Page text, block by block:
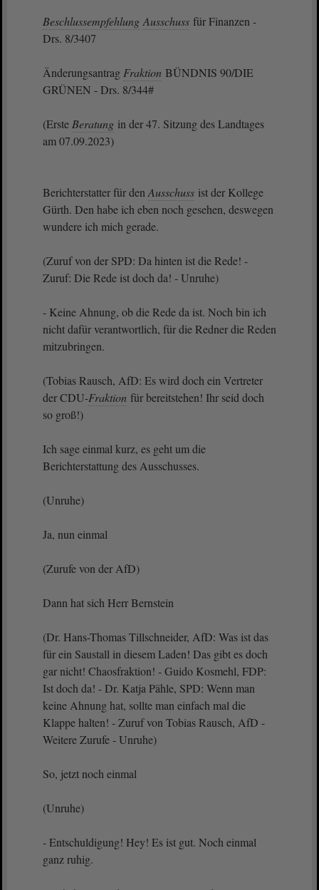
Beschlussempfehlung Ausschuss für Finanzen -
Drs. 8/3407
Änderungsantrag Fraktion BÜNDNIS 90/DIE
GRÜNEN - Drs. 8/344#
(Erste Beratung in der 47. Sitzung des Landtages
am 07.09.2023)
Berichterstatter für den Ausschuss ist der Kollege
Gürth. Den habe ich eben noch gesehen, deswegen
wundere ich mich gerade.
(Zuruf von der SPD: Da hinten ist die Rede! -
Zuruf: Die Rede ist doch da! - Unruhe)
- Keine Ahnung, ob die Rede da ist. Noch bin ich
nicht dafür verantwortlich, für die Redner die Reden
mitzubringen.
(Tobias Rausch, AfD: Es wird doch ein Vertreter
der CDU-Fraktion für bereitstehen! Ihr seid doch
so groß!)
Ich sage einmal kurz, es geht um die
Berichterstattung des Ausschusses.
(Unruhe)
Ja, nun einmal
(Zurufe von der AfD)
Dann hat sich Herr Bernstein
(Dr. Hans-Thomas Tillschneider, AfD: Was ist das
für ein Saustall in diesem Laden! Das gibt es doch
gar nicht! Chaosfraktion! - Guido Kosmehl, FDP:
Ist doch da! - Dr. Katja Pähle, SPD: Wenn man
keine Ahnung hat, sollte man einfach mal die
Klappe halten! - Zuruf von Tobias Rausch, AfD -
Weitere Zurufe - Unruhe)
So, jetzt noch einmal
(Unruhe)
- Entschuldigung! Hey! Es ist gut. Noch einmal
ganz ruhig.